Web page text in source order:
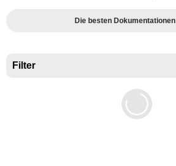
Die besten Dokumentationen
Filter